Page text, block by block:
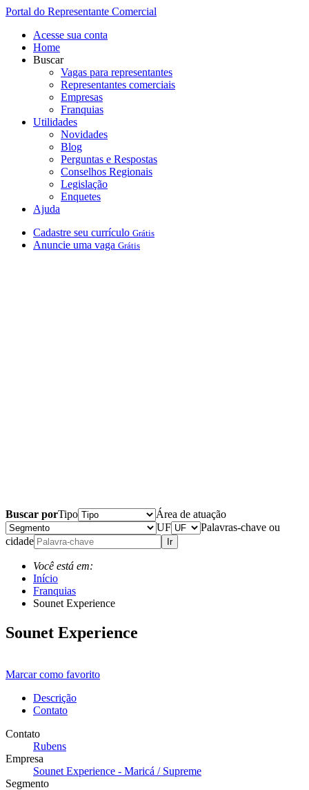
Portal do Representante Comercial
Acesse sua conta
Home
Buscar
Vagas para representantes
Representantes comerciais
Empresas
Franquias
Utilidades
Novidades
Blog
Perguntas e Respostas
Conselhos Regionais
Legislação
Enquetes
Ajuda
Cadastre seu currículo Grátis
Anuncie uma vaga Grátis
Buscar porTipo
Área de atuação
UF
Palavras-chave ou
cidade
Ir
Você está em:
Início
Franquias
Sounet Experience
Sounet Experience
Marcar como favorito
Descrição
Contato
Contato
Rubens
Empresa
Sounet Experience - Maricá / Supreme
Segmento